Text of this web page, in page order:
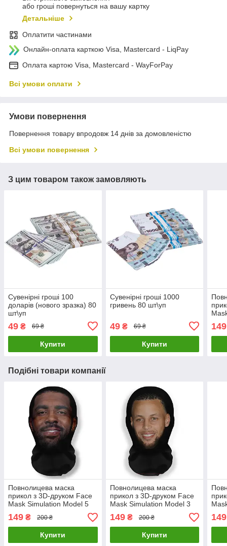
або гроші повернуться на вашу картку
Детальніше
Оплатити частинами
Онлайн-оплата карткою Visa, Mastercard - LiqPay
Оплата картою Visa, Mastercard - WayForPay
Всі умови оплати
Умови повернення
Повернення товару впродовж 14 днів за домовленістю
Всі умови повернення
З цим товаром також замовляють
Сувенірні гроші 100
доларів (нового зразка) 80
шт\уп
49 ₴ 69 ₴
Купити
Сувенірні гроші 1000
гривень 80 шт\уп
49₴ 69 ₴
Купити
149
Подібні товари компанії
Повнолицева маска
прикол з 3D-друком Face
Mask Simulation Model 5
149 ₴ 200 ₴
Купити
Повнолицева маска
прикол з 3D-друком Face
Mask Simulation Model 3
149₴ 200 ₴
Купити
149